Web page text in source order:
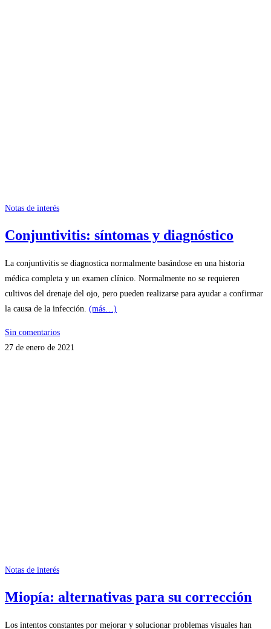
Notas de interés
Conjuntivitis: síntomas y diagnóstico
La conjuntivitis se diagnostica normalmente basándose en una historia
médica completa y un examen clínico. Normalmente no se requieren
cultivos del drenaje del ojo, pero pueden realizarse para ayudar a confirmar
la causa de la infección. (más…)
Sin comentarios
27 de enero de 2021
Notas de interés
Miopía: alternativas para su corrección
Los intentos constantes por mejorar y solucionar problemas visuales han